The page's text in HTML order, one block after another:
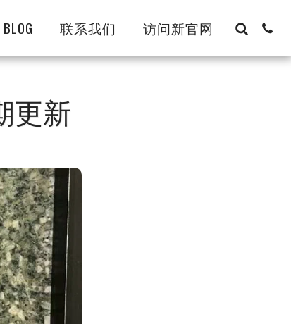
BLOG 联系我们 访问新官网
更新